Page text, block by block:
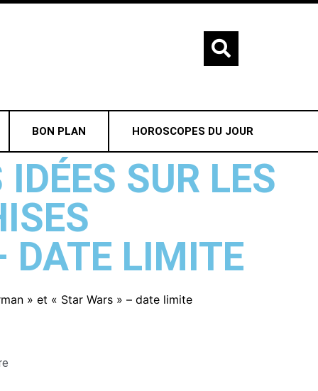
BON PLAN HOROSCOPES DU JOUR
SUR LES
DATE LIMITE
» et « Star Wars » – date limite